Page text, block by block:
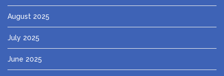
August 2025
July 2025
June 2025